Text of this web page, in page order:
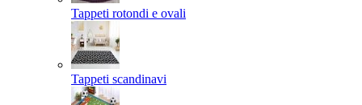
Tappeti rotondi e ovali
Tappeti scandinavi